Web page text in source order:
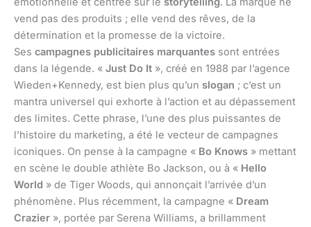
vend pas des produits ; elle vend des rêves, de la
détermination et la promesse de la victoire.
Ses campagnes publicitaires marquantes sont entrées
dans la légende. « Just Do It », créé en 1988 par l’agence
Wieden+Kennedy, est bien plus qu’un slogan ; c’est un
mantra universel qui exhorte à l’action et au dépassement
des limites. Cette phrase, l’une des plus puissantes de
l’histoire du marketing, a été le vecteur de campagnes
iconiques. On pense à la campagne « Bo Knows » mettant
en scène le double athlète Bo Jackson, ou à « Hello
World » de Tiger Woods, qui annonçait l’arrivée d’un
phénomène. Plus récemment, la campagne « Dream
Crazier », portée par Serena Williams, a brillamment